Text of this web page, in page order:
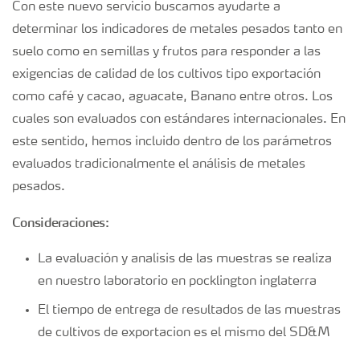
Con este nuevo servicio buscamos ayudarte a
determinar los indicadores de metales pesados tanto en
suelo como en semillas y frutos para responder a las
exigencias de calidad de los cultivos tipo exportación
como café y cacao, aguacate, Banano entre otros. Los
cuales son evaluados con estándares internacionales. En
este sentido, hemos incluido dentro de los parámetros
evaluados tradicionalmente el análisis de metales
pesados.
Consideraciones:
La evaluación y analisis de las muestras se realiza
en nuestro laboratorio en pocklington inglaterra
El tiempo de entrega de resultados de las muestras
de cultivos de exportacion es el mismo del SD&M